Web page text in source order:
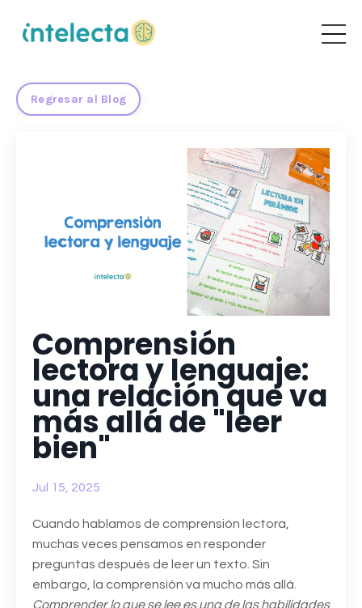
Regresar al Blog
Comprensión
lectora y lenguaje:
una relación que va
más allá de "leer
bien"
Jul 15, 2025
Cuando hablamos de comprensión lectora,
muchas veces pensamos en responder
preguntas después de leer un texto. Sin
embargo, la comprensión va mucho más allá.
Comprender lo que se lee es una de las habilidades